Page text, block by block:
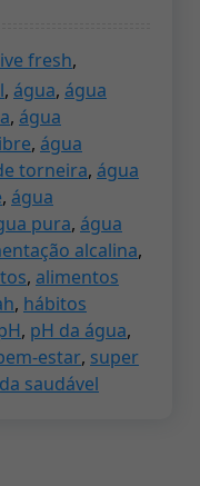
fresh,
, água, água
, água
, água
torneira, água
, água
pura, água
alcalina,
, alimentos
, hábitos
, pH da água,
estar, super
saudável